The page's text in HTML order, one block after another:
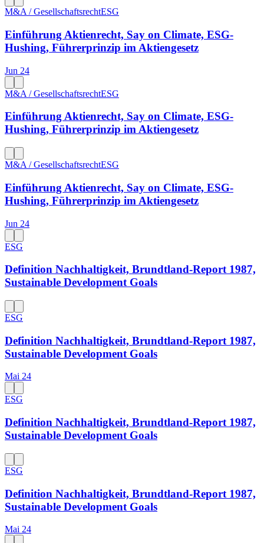
M&A / GesellschaftsrechtESG
Einführung Aktienrecht, Say on Climate, ESG-
Hushing, Führerprinzip im Aktiengesetz
Jun 24
M&A / GesellschaftsrechtESG
Einführung Aktienrecht, Say on Climate, ESG-
Hushing, Führerprinzip im Aktiengesetz
M&A / GesellschaftsrechtESG
Einführung Aktienrecht, Say on Climate, ESG-
Hushing, Führerprinzip im Aktiengesetz
Jun 24
ESG
Definition Nachhaltigkeit, Brundtland-Report 1987,
Sustainable Development Goals
ESG
Definition Nachhaltigkeit, Brundtland-Report 1987,
Sustainable Development Goals
Mai 24
ESG
Definition Nachhaltigkeit, Brundtland-Report 1987,
Sustainable Development Goals
ESG
Definition Nachhaltigkeit, Brundtland-Report 1987,
Sustainable Development Goals
Mai 24